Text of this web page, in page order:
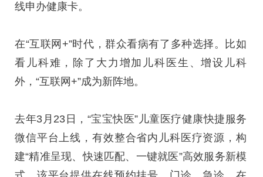
线申办健康卡。
在“互联网+”时代，群众看病有了多种选择。比如
看儿科难，除了大力增加儿科医生、增设儿科
外，“互联网+”成为新阵地。
去年3月23日，“宝宝快医”儿童医疗健康快捷服务
微信平台上线，有效整合省内儿科医疗资源，构
建“精准呈现、快速匹配、一键就医”高效服务新模